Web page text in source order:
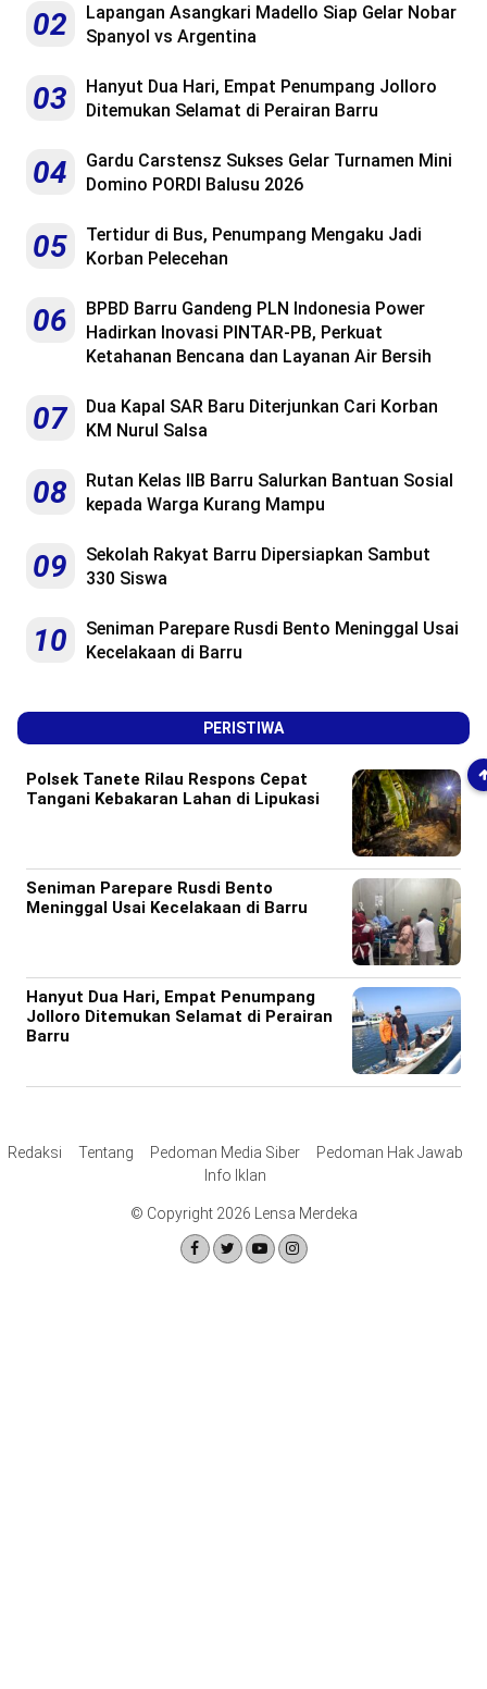
02
Lapangan Asangkari Madello Siap Gelar Nobar
Spanyol vs Argentina
03
Hanyut Dua Hari, Empat Penumpang Jolloro
Ditemukan Selamat di Perairan Barru
04
Gardu Carstensz Sukses Gelar Turnamen Mini
Domino PORDI Balusu 2026
05
Tertidur di Bus, Penumpang Mengaku Jadi
Korban Pelecehan
06
BPBD Barru Gandeng PLN Indonesia Power
Hadirkan Inovasi PINTAR-PB, Perkuat
Ketahanan Bencana dan Layanan Air Bersih
07
Dua Kapal SAR Baru Diterjunkan Cari Korban
KM Nurul Salsa
08
Rutan Kelas IIB Barru Salurkan Bantuan Sosial
kepada Warga Kurang Mampu
09
Sekolah Rakyat Barru Dipersiapkan Sambut
330 Siswa
10
Seniman Parepare Rusdi Bento Meninggal Usai
Kecelakaan di Barru
PERISTIWA
Polsek Tanete Rilau Respons Cepat
Tangani Kebakaran Lahan di Lipukasi
Seniman Parepare Rusdi Bento
Meninggal Usai Kecelakaan di Barru
Hanyut Dua Hari, Empat Penumpang
Jolloro Ditemukan Selamat di Perairan
Barru
Redaksi Tentang Pedoman Media Siber
Pedoman Hak Jawab
Info Iklan
© Copyright 2026 Lensa Merdeka